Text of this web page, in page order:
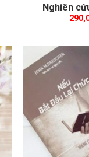
Nghiên